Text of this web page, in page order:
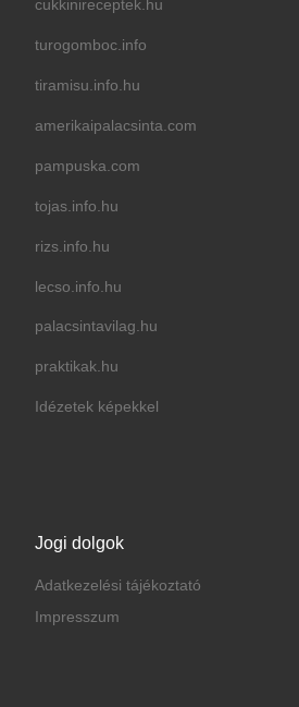
cukkinireceptek.hu
turogomboc.info
tiramisu.info.hu
amerikaipalacsinta.com
pampuska.com
tojas.info.hu
rizs.info.hu
lecso.info.hu
palacsintavilag.hu
praktikak.hu
Idézetek képekkel
Jogi dolgok
Adatkezelési tájékoztató
Impresszum